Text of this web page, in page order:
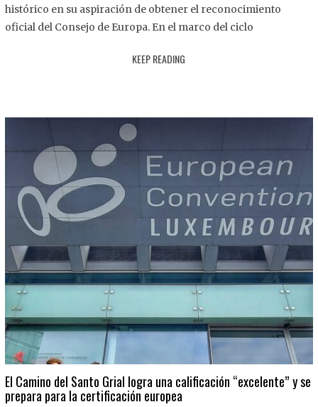
2
histórico en su aspiración de obtener el reconocimiento
oficial del Consejo de Europa. En el marco del ciclo
KEEP READING
El Camino del Santo Grial logra una calificación “excelente” y se
prepara para la certificación europea